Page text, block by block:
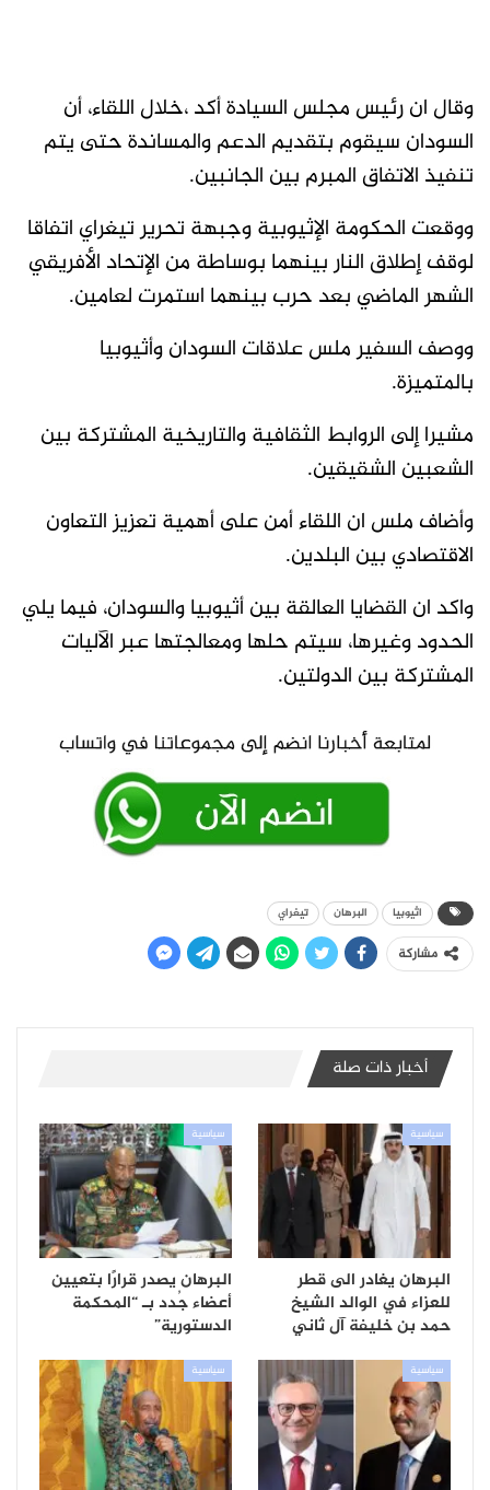
وقال ان رئيس مجلس السيادة أكد ،خلال اللقاء، أن
السودان سيقوم بتقديم الدعم والمساندة حتى يتم
تنفيذ الاتفاق المبرم بين الجانبين.
ووقعت الحكومة الإثيوبية وجبهة تحرير تيغراي اتفاقا
لوقف إطلاق النار بينهما بوساطة من الإتحاد الأفريقي
الشهر الماضي بعد حرب بينهما استمرت لعامين.
ووصف السفير ملس علاقات السودان وأثيوبيا
بالمتميزة.
مشيرا إلى الروابط الثقافية والتاريخية المشتركة بين
الشعبين الشقيقين.
وأضاف ملس ان اللقاء أمن على أهمية تعزيز التعاون
الاقتصادي بين البلدين.
واكد ان القضايا العالقة بين أثيوبيا والسودان، فيما يلي
الحدود وغيرها، سيتم حلها ومعالجتها عبر الآليات
المشتركة بين الدولتين.
اثيوبيا البرهان تيغراي
مشاركة
أخبار ذات صلة
سياسية
البرهان يغادر الى قطر
للعزاء في الوالد الشيخ
حمد بن خليفة آل ثاني
سياسية
البرهان يصدر قرارًا بتعيين
أعضاء جُدد بـ “المحكمة
الدستورية”
سياسية سياسية